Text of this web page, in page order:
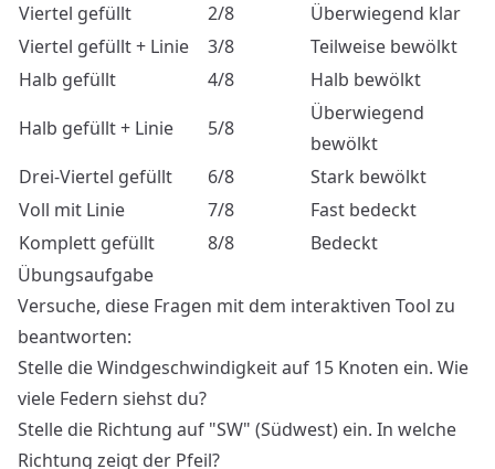
Viertel gefüllt
2/8
Überwiegend klar
Viertel gefüllt + Linie
3/8
Teilweise bewölkt
Halb gefüllt
4/8
Halb bewölkt
Halb gefüllt + Linie
5/8
Überwiegend
bewölkt
Drei-Viertel gefüllt
6/8
Stark bewölkt
Voll mit Linie
7/8
Fast bedeckt
Komplett gefüllt
8/8
Bedeckt
Übungsaufgabe
Versuche, diese Fragen mit dem interaktiven Tool zu
beantworten:
Stelle die Windgeschwindigkeit auf 15 Knoten ein. Wie
viele Federn siehst du?
Stelle die Richtung auf "SW" (Südwest) ein. In welche
Richtung zeigt der Pfeil?